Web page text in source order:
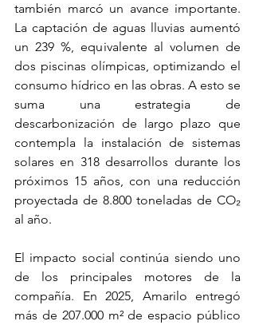
también marcó un avance importante.
La captación de aguas lluvias aumentó
un 239 %, equivalente al volumen de
dos piscinas olímpicas, optimizando el
consumo hídrico en las obras. A esto se
suma una estrategia de
descarbonización de largo plazo que
contempla la instalación de sistemas
solares en 318 desarrollos durante los
próximos 15 años, con una reducción
proyectada de 8.800 toneladas de CO₂
al año.
El impacto social continúa siendo uno
de los principales motores de la
compañía. En 2025, Amarilo entregó
más de 207.000 m² de espacio público